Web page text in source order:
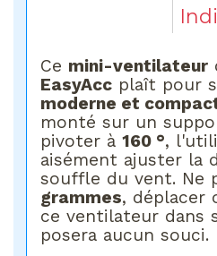
Ce mini-ventilateur
EasyAcc plaît pour
moderne et
monté sur un
pivoter à160 °,
aisément ajuster la
souffle du vent. Ne
grammes, déplacer
ce ventilateur dans
posera aucun souci.